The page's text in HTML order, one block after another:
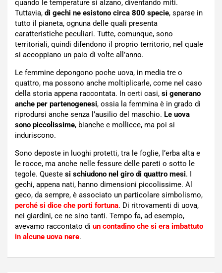
quando le temperature si alzano, diventando miti.
Tuttavia, di gechi ne esistono circa 800 specie, sparse in
tutto il pianeta, ognuna delle quali presenta
caratteristiche peculiari. Tutte, comunque, sono
territoriali, quindi difendono il proprio territorio, nel quale
si accoppiano un paio di volte all’anno.
Le femmine depongono poche uova, in media tre o
quattro, ma possono anche moltiplicarle, come nel caso
della storia appena raccontata. In certi casi, si generano
anche per partenogenesi, ossia la femmina è in grado di
riprodursi anche senza l’ausilio del maschio. Le uova
sono piccolissime, bianche e mollicce, ma poi si
induriscono.
Sono deposte in luoghi protetti, tra le foglie, l’erba alta e
le rocce, ma anche nelle fessure delle pareti o sotto le
tegole. Queste si schiudono nel giro di quattro mesi. I
gechi, appena nati, hanno dimensioni piccolissime. Al
geco, da sempre, è associato un particolare simbolismo,
perché si dice che porti fortuna. Di ritrovamenti di uova,
nei giardini, ce ne sino tanti. Tempo fa, ad esempio,
avevamo raccontato di un contadino che si era imbattuto
in alcune uova nere.